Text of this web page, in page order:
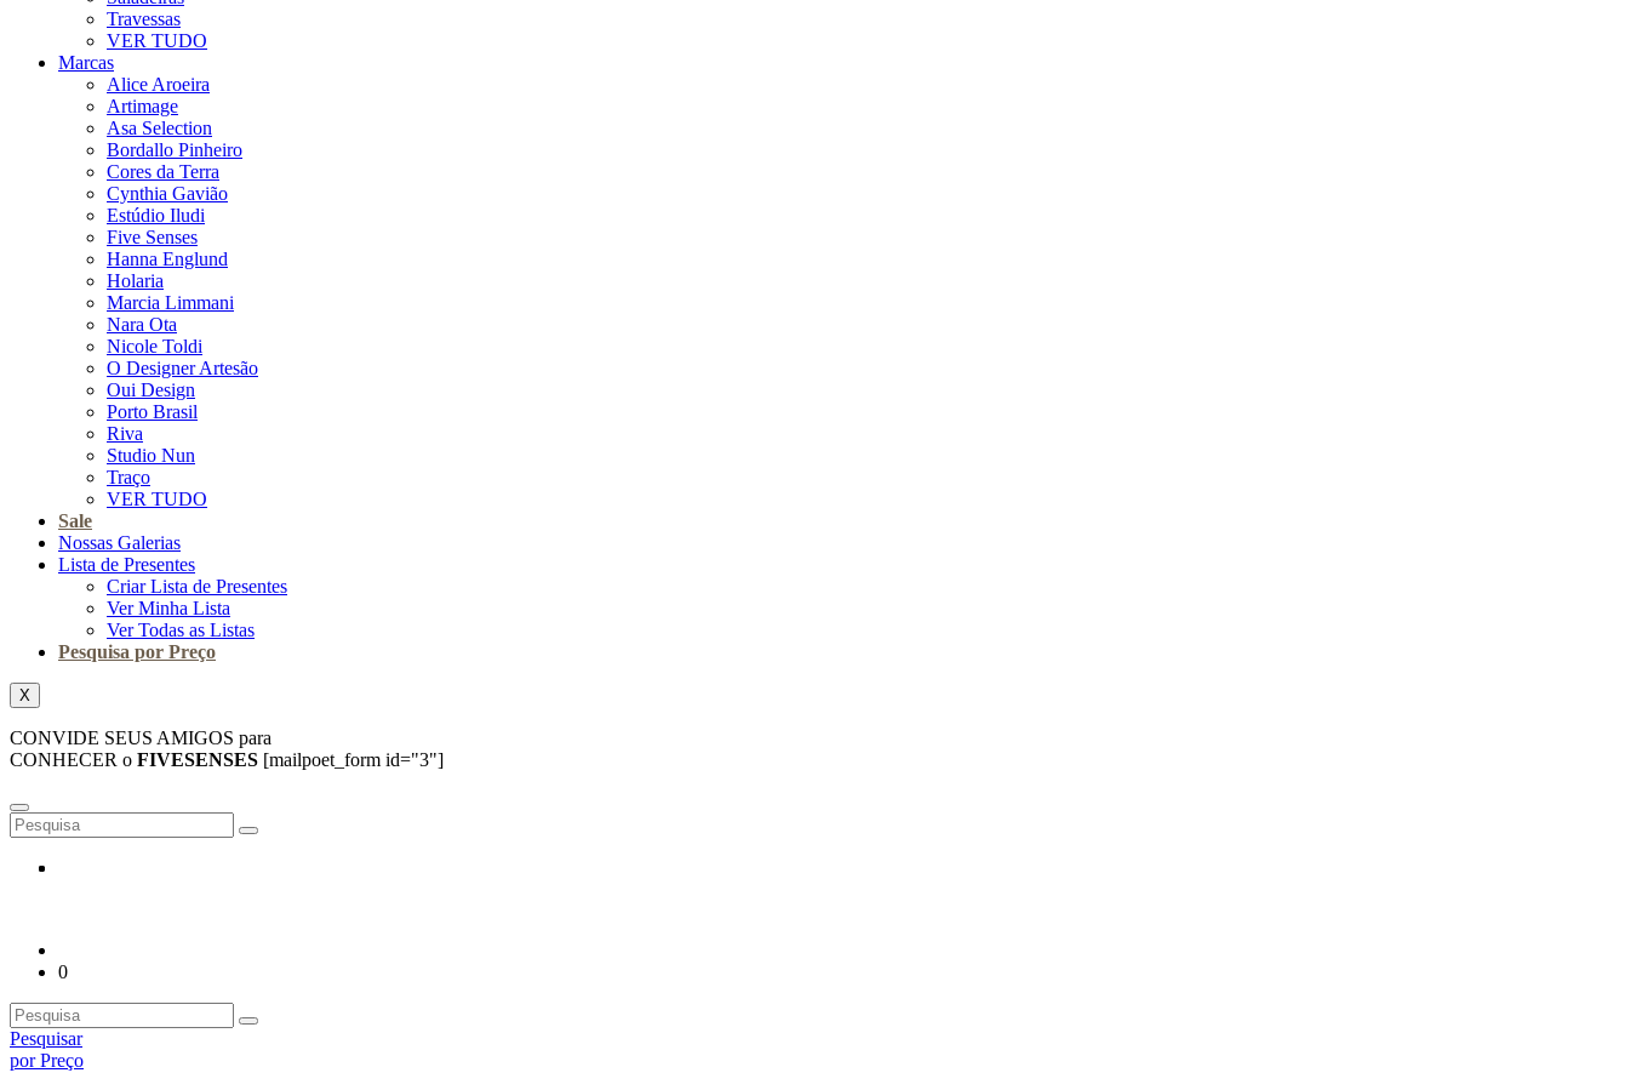
Travessas
VER TUDO
Marcas
Alice Aroeira
Artimage
Asa Selection
Bordallo Pinheiro
Cores da Terra
Cynthia Gavião
Estúdio Iludi
Five Senses
Hanna Englund
Holaria
Marcia Limmani
Nara Ota
Nicole Toldi
O Designer Artesão
Oui Design
Porto Brasil
Riva
Studio Nun
Traço
VER TUDO
Sale
Nossas Galerias
Lista de Presentes
Criar Lista de Presentes
Ver Minha Lista
Ver Todas as Listas
Pesquisa por Preço
X
CONVIDE SEUS AMIGOS para
CONHECER o FIVESENSES [mailpoet_form id="3"]
0
Pesquisar
por Preço